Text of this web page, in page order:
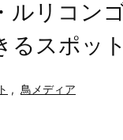
ルリコン
るスポッ
, 鳥メディア